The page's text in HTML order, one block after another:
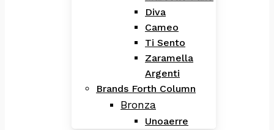
Diva
Cameo
Ti Sento
Zaramella
Argenti
Brands Forth Column
Bronza
Unoaerre